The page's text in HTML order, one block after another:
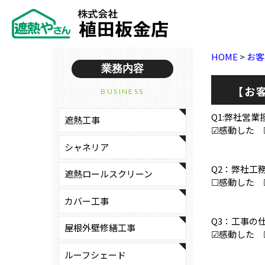
業務内容
BUSINESS
遮熱工事
シャネリア
遮熱ロールスクリーン
カバー工事
屋根外壁修繕工事
ルーフシェード
HOME > お
【
Q1:弊社営業
☑感動した
Q2：弊社工
☐感動した
Q3：工事の
☑感動した